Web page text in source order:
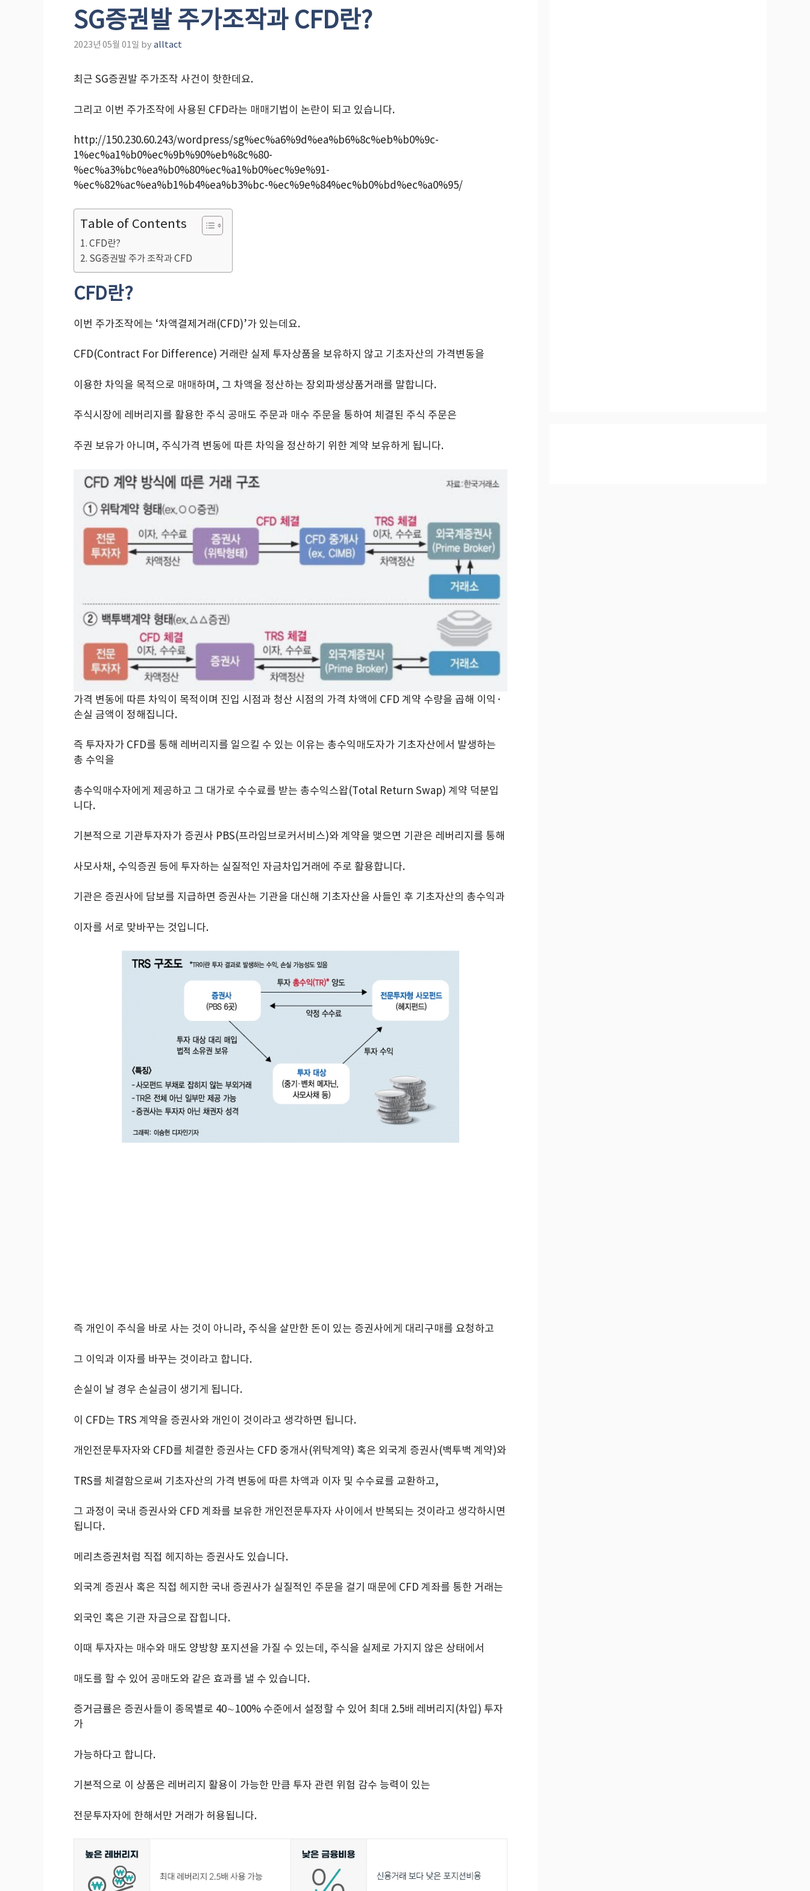
SG증권발 주가조작과 CFD란?
2023년 05월 01일 by alltact
최근 SG증권발 주가조작 사건이 핫한데요.
그리고 이번 주가조작에 사용된 CFD라는 매매기법이 논란이 되고 있습니다.
http://150.230.60.243/wordpress/sg%ec%a6%9d%ea%b6%8c%eb%b0%9c-
1%ec%a1%b0%ec%9b%90%eb%8c%80-
%ec%a3%bc%ea%b0%80%ec%a1%b0%ec%9e%91-
%ec%82%ac%ea%b1%b4%ea%b3%bc-%ec%9e%84%ec%b0%bd%ec%a0%95/
Table of Contents
CFD란?
SG증권발 주가 조작과 CFD
CFD란?
이번 주가조작에는 ‘차액결제거래(CFD)’가 있는데요.
CFD(Contract For Difference) 거래란 실제 투자상품을 보유하지 않고 기초자산의 가격변동을
이용한 차익을 목적으로 매매하며, 그 차액을 정산하는 장외파생상품거래를 말합니다.
주식시장에 레버리지를 활용한 주식 공매도 주문과 매수 주문을 통하여 체결된 주식 주문은
주권 보유가 아니며, 주식가격 변동에 따른 차익을 정산하기 위한 계약 보유하게 됩니다.
가격 변동에 따른 차익이 목적이며 진입 시점과 청산 시점의 가격 차액에 CFD 계약 수량을 곱해 이익·
손실 금액이 정해집니다.
즉 투자자가 CFD를 통해 레버리지를 일으킬 수 있는 이유는 총수익매도자가 기초자산에서 발생하는
총 수익을
총수익매수자에게 제공하고 그 대가로 수수료를 받는 총수익스왑(Total Return Swap) 계약 덕분입
니다.
기본적으로 기관투자자가 증권사 PBS(프라임브로커서비스)와 계약을 맺으면 기관은 레버리지를 통해
사모사채, 수익증권 등에 투자하는 실질적인 자금차입거래에 주로 활용합니다.
기관은 증권사에 담보를 지급하면 증권사는 기관을 대신해 기초자산을 사들인 후 기초자산의 총수익과
이자를 서로 맞바꾸는 것입니다.
즉 개인이 주식을 바로 사는 것이 아니라, 주식을 살만한 돈이 있는 증권사에게 대리구매를 요청하고
그 이익과 이자를 바꾸는 것이라고 합니다.
손실이 날 경우 손실금이 생기게 됩니다.
이 CFD는 TRS 계약을 증권사와 개인이 것이라고 생각하면 됩니다.
개인전문투자자와 CFD를 체결한 증권사는 CFD 중개사(위탁계약) 혹은 외국계 증권사(백투백 계약)와
TRS를 체결함으로써 기초자산의 가격 변동에 따른 차액과 이자 및 수수료를 교환하고,
그 과정이 국내 증권사와 CFD 계좌를 보유한 개인전문투자자 사이에서 반복되는 것이라고 생각하시면
됩니다.
메리츠증권처럼 직접 헤지하는 증권사도 있습니다.
외국계 증권사 혹은 직접 헤지한 국내 증권사가 실질적인 주문을 걸기 때문에 CFD 계좌를 통한 거래는
외국인 혹은 기관 자금으로 잡힙니다.
이때 투자자는 매수와 매도 양방향 포지션을 가질 수 있는데, 주식을 실제로 가지지 않은 상태에서
매도를 할 수 있어 공매도와 같은 효과를 낼 수 있습니다.
증거금률은 증권사들이 종목별로 40∼100% 수준에서 설정할 수 있어 최대 2.5배 레버리지(차입) 투자
가
가능하다고 합니다.
기본적으로 이 상품은 레버리지 활용이 가능한 만큼 투자 관련 위험 감수 능력이 있는
전문투자자에 한해서만 거래가 허용됩니다.